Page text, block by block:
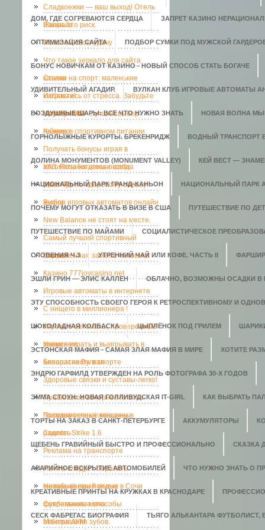
ДОМ, ГДЕ СОГРЕВАЮТСЯ СЕРДЦА ЗАПРЕТ КАЗИНО
ОПТИМИЗАЦИЯ САЙТА ПОДБОР СУМКИ ПОД МУЖСКОЙ
БОНУС НОВИЧКАМ ОТ КАЗИНО - НОВЫЙ СПОСОБ СТАТЬ БОГАЧЕ
УДИВИТЕЛЬНЫЙ АГАДИР. ВУЛКАН КЛУБ ИГРОВЫЕ АВТОМАТЫ
ВОЗДУШНЫЕ ШАРЫ: ВСЕ ЧТО НУЖНО ЗНАТЬ НОВАЯ ВОЛНА
ГОРНОЛЫЖНЫЕ КУРОРТЫ. БРЕКЕНРИДЖ ВОДНЫЙ ТРАНСПОРТ
ДОЛИНА МОНУМЕНТОВ (MONUMENT VALLEY) КЕЙ ВЕСТ —
НАЦИОНАЛЬНЫЙ ПАРК ГРАНД-КАНЬОН НАЦИОНАЛЬНЫЙ ПАРК
ПОЧЕМУ МОГУТ ОТКАЗАТЬ В ВИЗЕ В США ПУТЕШЕСТВИЕ ПО
ПУТЕШЕСТВИЕ ПО МАЙАМИ СОЦИАЛИСТИЧЕСКОЕ
СЛОВЕНИЯ Ч.3 УТРЕННИЙ ЧАЙ ИЛИ КОФЕ. ЧАСТЬ II
ЭШЛИ ГРИН — ЭЛИС КАЛЛЕН ОБЛАЧНО, ВОЗМОЖНЫ ОСАДКИ В
ЭТУ СПОСОБНОСТЬ СВОЕГО ГЕРОЯ К РЕТРОСПЕКТИВНОМУ И
ШОКОЛАДНАЯ КОЛБАСКА ЦЫПЛЁНОК ПОД ГРИЛЕМ
ЭСТОНСКАЯ МАФИЯ - САМАЯ ЗЛАЯ МАФИЯ В МИРЕ ХОТИТЕ
ЭНДРЮ ГАРФИЛД УТВЕРЖДЕН НА РОЛЬ ФОТОГРАФА 30-Х ГОДОВ
ЭММА СТОУН: НОВАЯ ГОЛЛИВУДСКАЯ IT-GIRL КАК ВЫБРАТЬ
ТОРТЫ НА ЗАКАЗ В САНКТ-ПЕТЕРБУРГЕ АККУМУЛЯТОРЫ
ЩЕБЕНЬ ГРАВИЙНЫЙ БЫСТРО И ПРОФЕССИОНАЛЬНО СКАЗКА
АВАРИЙНОЕ ВСКРЫТИЕ АВТОМОБИЛЕЙ ЧТО НУЖНО ЗНАТЬ О
КРЕАТИВНЫЕ ПРИНТЫ НА КРУЖКАХ В КРАСНОДАРЕ
СЕСК ФАБРЕГАС БИОГРАФИЯ ТЬЯГО АЛЬКАНТАРА ФУТБОЛИСТ,
Сладкоежки — ваш выход! Отель
Санрайз
Жизнь это риск.
Испытай свою удачу
Что такое зеркало для сайта
казино
Ставки на спорт: маленькие
хитрости!
Избавьтесь от стресса. Забудьте
о проблемах
Ноутбук MSI - лучший выбор
геймера
Казеин в спортивном питании
Получать бонусы играя в
автоматы на деньги всегда
приятно.
УАЗ. Позаботьтесь о себе
Мега-Тур по здоровому образу
жизни
Выбор игровых автоматов онлайн
New Balance не стоят на месте.
Самый лучший спортивный
портал
Современная замена человека
Казино 777joycasino.net
Игровые автоматы в интернете
C нищего в миллионера !
Игровые автоматы, проверенные
временем.
Учимся играть и выигрывать в
аппаратах Вулкан
Безопасность в спорте
Здоровые связки и суставы-легко!
Правильное вечернее платье-
полвина успеха женщины
Посудомоечные машины в
радость.
Counter-Strike 1.6
Реклама на транспорте
На что следует обратить
внимание при покупке
футбольного мяча
Незабываемый отдых в Сочи
Современные способы
отбеливания зубов.
Мантра АУМ